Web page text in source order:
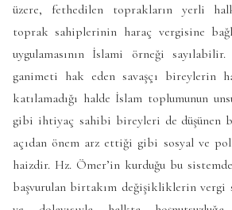
üzere, fethedilen toprakların yerli
toprak sahiplerinin haraç vergisine
uygulamasının İslami örneği
ganimeti hak eden savaşçı bireylerin
katılamadığı halde İslam toplumunun
gibi ihtiyaç sahibi bireyleri de düşünen
açıdan önem arz ettiği gibi sosyal ve
haizdir. Hz. Ömer’in kurduğu bu
başvurulan birtakım değişikliklerin vergi